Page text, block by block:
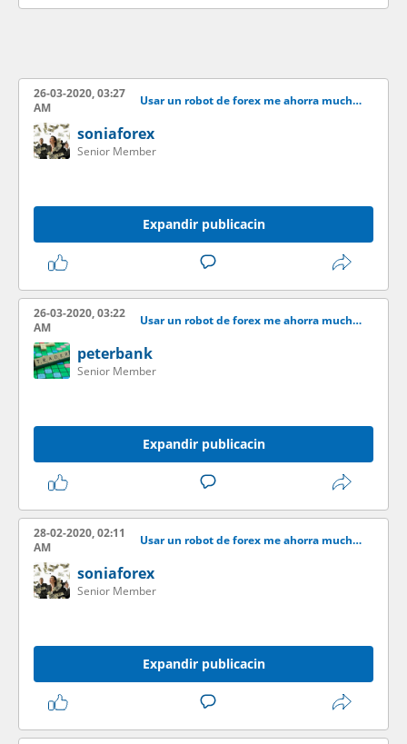
26-03-2020, 03:27
AM
Usar un robot de forex me ahorra mucho tiempo y gano ms dinero
soniaforex
Senior Member
Expandir publicacin
26-03-2020, 03:22
AM
Usar un robot de forex me ahorra mucho tiempo y gano ms dinero
peterbank
Senior Member
Expandir publicacin
28-02-2020, 02:11
AM
Usar un robot de forex me ahorra mucho tiempo y gano ms dinero
soniaforex
Senior Member
Expandir publicacin